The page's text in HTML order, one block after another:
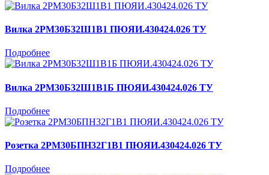
Вилка 2РМ30Б32Ш1В1 ПЮЯИ.430424.026 ТУ
Подробнее
Вилка 2РМ30Б32Ш1В1Б ПЮЯИ.430424.026 ТУ
Подробнее
Розетка 2РМ30БПН32Г1В1 ПЮЯИ.430424.026 ТУ
Подробнее